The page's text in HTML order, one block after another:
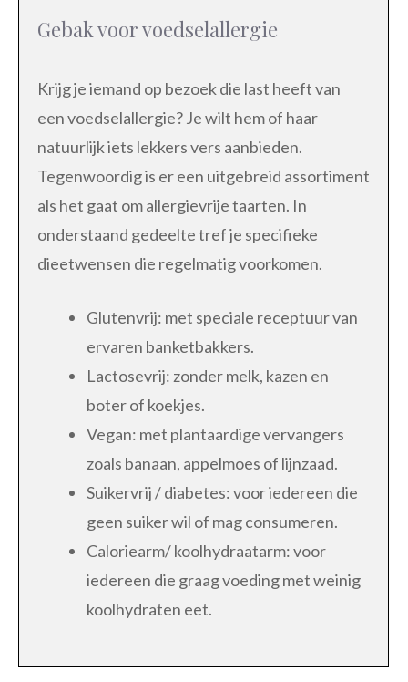
Gebak voor voedselallergie
Krijg je iemand op bezoek die last heeft van
een voedselallergie? Je wilt hem of haar
natuurlijk iets lekkers vers aanbieden.
Tegenwoordig is er een uitgebreid assortiment
als het gaat om allergievrije taarten. In
onderstaand gedeelte tref je specifieke
dieetwensen die regelmatig voorkomen.
Glutenvrij: met speciale receptuur van
ervaren banketbakkers.
Lactosevrij: zonder melk, kazen en
boter of koekjes.
Vegan: met plantaardige vervangers
zoals banaan, appelmoes of lijnzaad.
Suikervrij / diabetes: voor iedereen die
geen suiker wil of mag consumeren.
Caloriearm/ koolhydraatarm: voor
iedereen die graag voeding met weinig
koolhydraten eet.